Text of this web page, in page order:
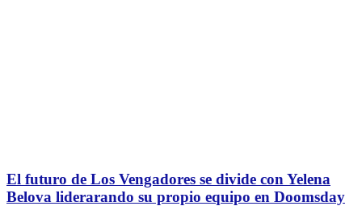
El futuro de Los Vengadores se divide con Yelena
Belova liderarando su propio equipo en Doomsday